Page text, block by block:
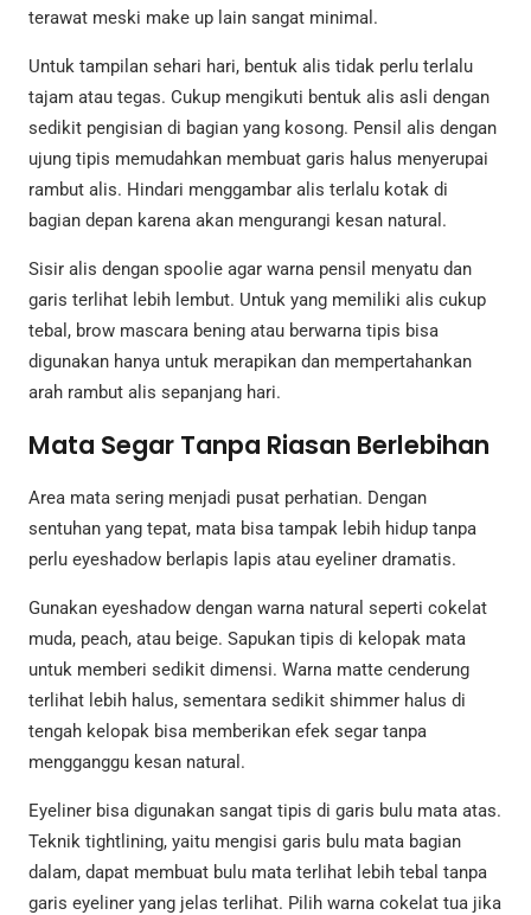
terawat meski make up lain sangat minimal.
Untuk tampilan sehari hari, bentuk alis tidak perlu terlalu
tajam atau tegas. Cukup mengikuti bentuk alis asli dengan
sedikit pengisian di bagian yang kosong. Pensil alis dengan
ujung tipis memudahkan membuat garis halus menyerupai
rambut alis. Hindari menggambar alis terlalu kotak di
bagian depan karena akan mengurangi kesan natural.
Sisir alis dengan spoolie agar warna pensil menyatu dan
garis terlihat lebih lembut. Untuk yang memiliki alis cukup
tebal, brow mascara bening atau berwarna tipis bisa
digunakan hanya untuk merapikan dan mempertahankan
arah rambut alis sepanjang hari.
Mata Segar Tanpa Riasan Berlebihan
Area mata sering menjadi pusat perhatian. Dengan
sentuhan yang tepat, mata bisa tampak lebih hidup tanpa
perlu eyeshadow berlapis lapis atau eyeliner dramatis.
Gunakan eyeshadow dengan warna natural seperti cokelat
muda, peach, atau beige. Sapukan tipis di kelopak mata
untuk memberi sedikit dimensi. Warna matte cenderung
terlihat lebih halus, sementara sedikit shimmer halus di
tengah kelopak bisa memberikan efek segar tanpa
mengganggu kesan natural.
Eyeliner bisa digunakan sangat tipis di garis bulu mata atas.
Teknik tightlining, yaitu mengisi garis bulu mata bagian
dalam, dapat membuat bulu mata terlihat lebih tebal tanpa
garis eyeliner yang jelas terlihat. Pilih warna cokelat tua jika